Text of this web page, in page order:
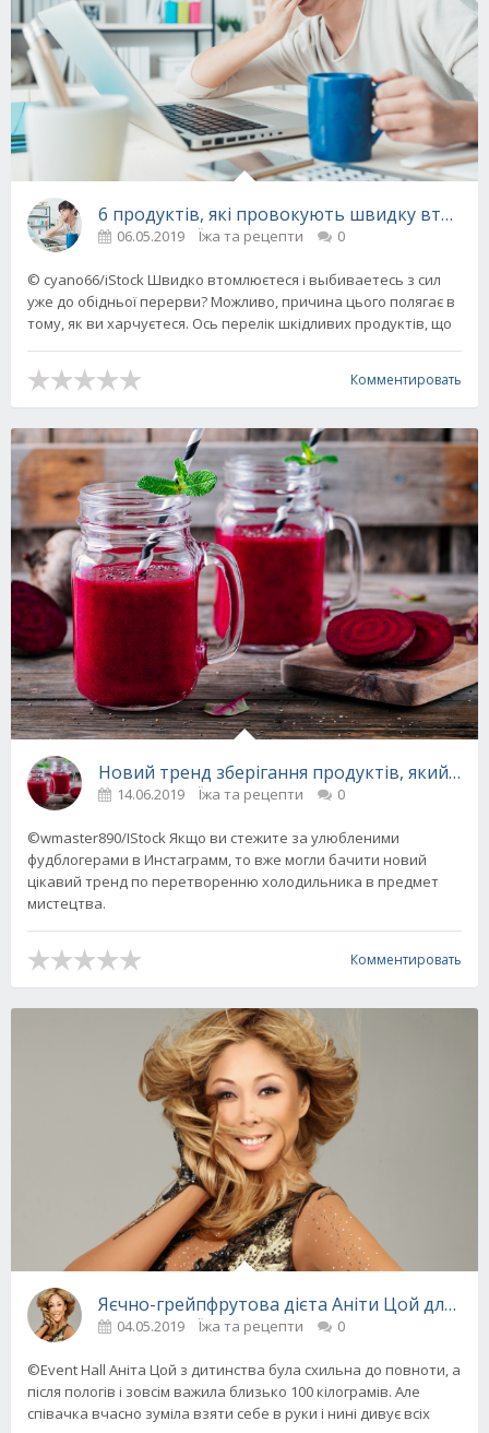
6 продуктів, які провокують швидку втому
06.05.2019 Їжа та рецепти 0
© cyano66/iStock Швидко втомлюєтеся і выбиваетесь з сил
уже до обідньої перерви? Можливо, причина цього полягає в
тому, як ви харчуєтеся. Ось перелік шкідливих продуктів, що
Комментировать
Новий тренд зберігання продуктів, який
14.06.2019 Їжа та рецепти 0
©wmaster890/IStock Якщо ви стежите за улюбленими
фудблогерами в Инстаграмм, то вже могли бачити новий
цікавий тренд по перетворенню холодильника в предмет
мистецтва.
Комментировать
Яєчно-грейпфрутова дієта Аніти Цой для
04.05.2019 Їжа та рецепти 0
©Event Hall Аніта Цой з дитинства була схильна до повноти, а
після пологів і зовсім важила близько 100 кілограмів. Але
співачка вчасно зуміла взяти себе в руки і нині дивує всіх